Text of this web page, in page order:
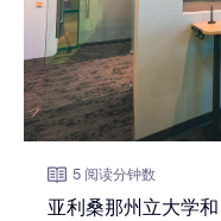
5 阅读分钟数
亚利桑那州立大学